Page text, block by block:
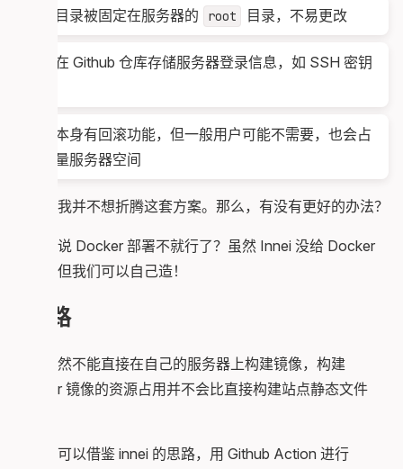
输出目录被固定在服务器的 root 目录，不易更改
需要在 Github 仓库存储服务器登录信息，如 SSH 密钥
项目本身有回滚功能，但一般用户可能不需要，也会占
用大量服务器空间
总之，我并不想折腾这套方案。那么，有没有更好的办法？
欸，你说 Docker 部署不就行了？虽然 Innei 没给 Docker
镜像，但我们可以自己造！
思路
我们当然不能直接在自己的服务器上构建镜像，构建
Docker 镜像的资源占用并不会比直接构建站点静态文件
那我们可以借鉴 innei 的思路，用 Github Action 进行